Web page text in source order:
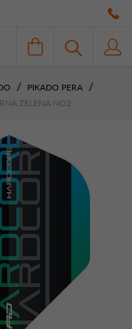
PIKADO PERA
ZELENA NO2